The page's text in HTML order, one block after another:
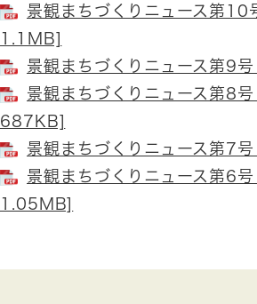
景観まちづくりニュース第
1.1MB]
景観まちづくりニュース第9
景観まちづくりニュース第8
687KB]
景観まちづくりニュース第7
景観まちづくりニュース第6
1.05MB]